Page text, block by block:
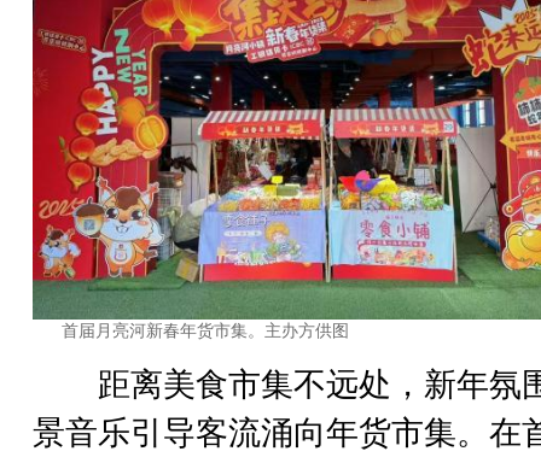
首届月亮河新春年货市集。主办方供图
距离美食市集不远处，新年氛
景音乐引导客流涌向年货市集。在